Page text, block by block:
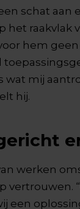
schat aan
het raakvlak
hem
wat mij
hij.
werken
vertrouwen.
een